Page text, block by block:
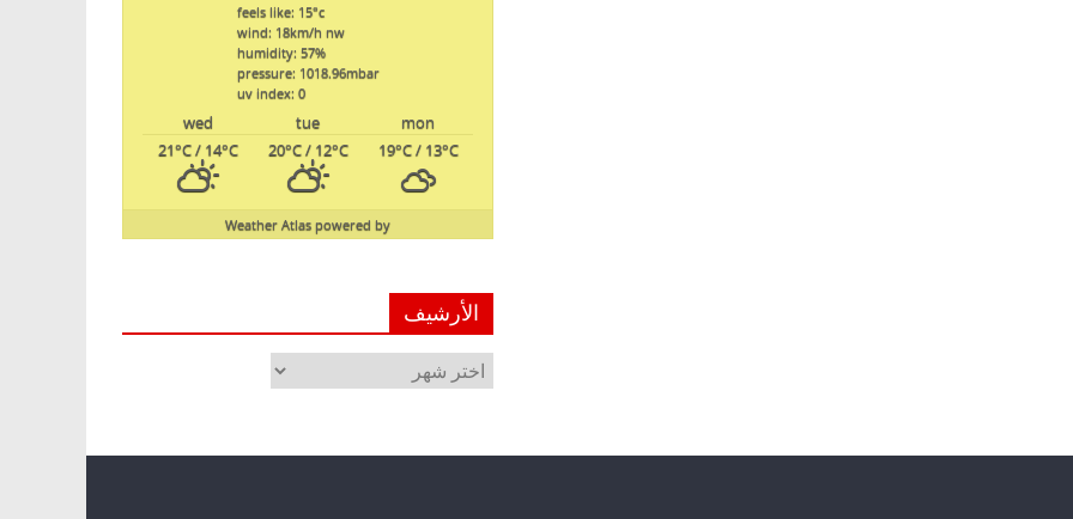
feels like: 15°c
wind: 18km/h nw
humidity: 57%
pressure: 1018.96mbar
uv index: 0
mon
tue
wed
19°C/ 13°C
20°C/ 12°C
21°C/ 14°C
powered by
Weather Atlas
الأرشيف
الأرشيف